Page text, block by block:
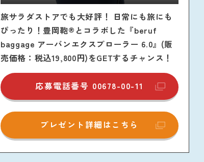
旅サラダストアでも大好評！ 日常にも旅にも
ぴったり！豊岡鞄®とコラボした『beruf
baggage アーバンエクスプローラー 6.0』(販
売価格：税込19,800円)をGETするチャンス！
応募電話番号 00678-00-11
プレゼント詳細はこちら